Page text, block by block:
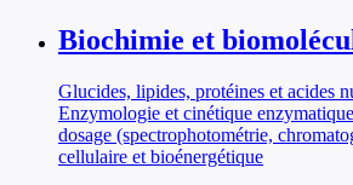
Biochimie et
Glucides, lipides, protéines et acides
Enzymologie et cinétique
dosage (spectrophotométrie,
cellulaire et bioénergétique